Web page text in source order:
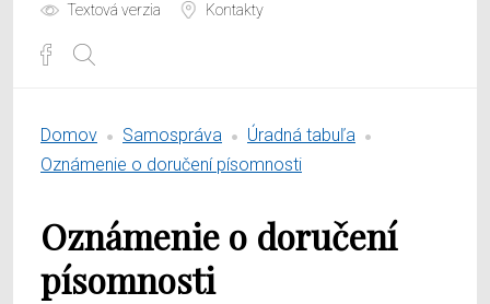
Textová verzia Kontakty
Samospráva
O obci
Domov Samospráva
Úradná tabuľa
Oznámenie o doručení písomnosti
Oznámenie o doručení
písomnosti